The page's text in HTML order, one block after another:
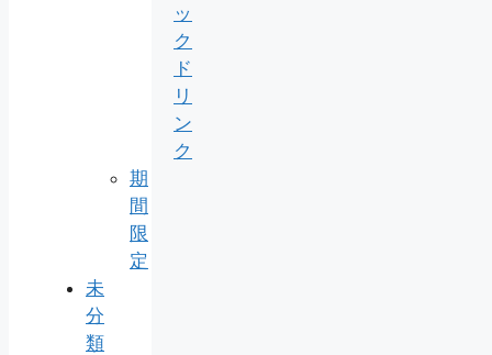
ッ
ク
ド
リ
ン
ク
期
間
限
定
未
分
類